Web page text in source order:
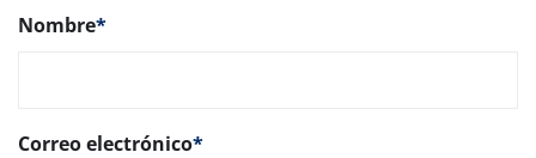
Nombre*
Correo electrónico*